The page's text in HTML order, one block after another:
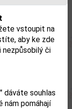
vstoupit na
aby ke zde
nezpůsobilý či
dáváte souhlas
nám pomáhají
sladkou
Jasná,
a v každé kapce
Orris | Kořen
Sicilský pomeranč